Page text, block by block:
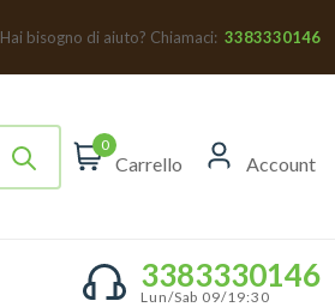
Hai bisogno di aiuto? Chiamaci: 3383330146
0
Carrello Account
3383330146
Lun/Sab 09/19:30